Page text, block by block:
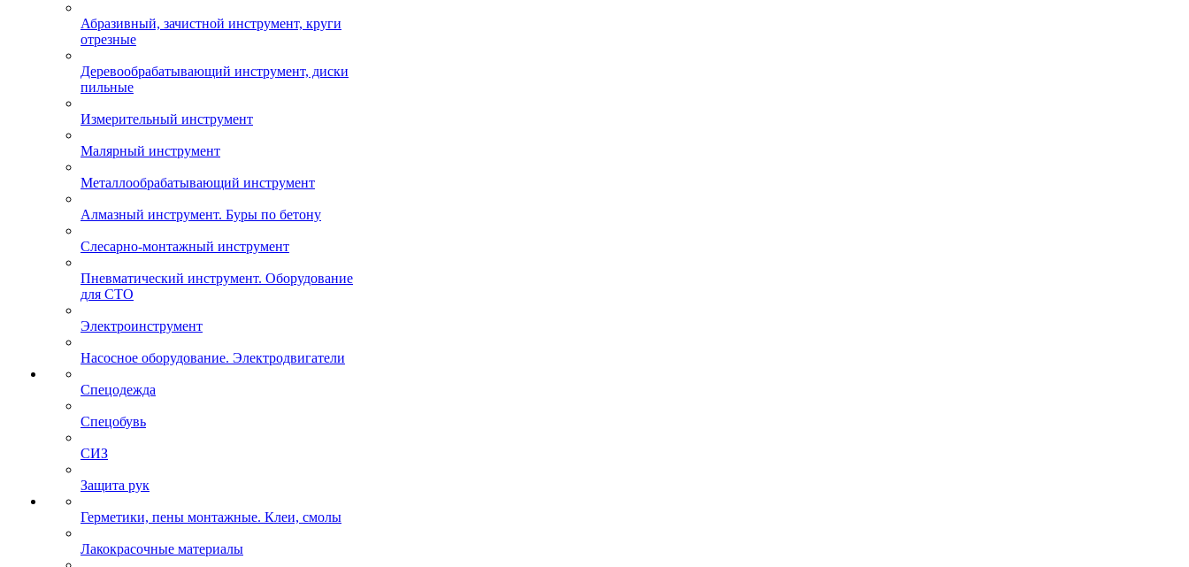
Абразивный, зачистной инструмент, круги
отрезные
Деревообрабатывающий инструмент, диски
пильные
Измерительный инструмент
Малярный инструмент
Металлообрабатывающий инструмент
Алмазный инструмент. Буры по бетону
Слесарно-монтажный инструмент
Пневматический инструмент. Оборудование
для СТО
Электроинструмент
Насосное оборудование. Электродвигатели
Спецодежда
Спецобувь
СИЗ
Защита рук
Герметики, пены монтажные. Клеи, смолы
Лакокрасочные материалы